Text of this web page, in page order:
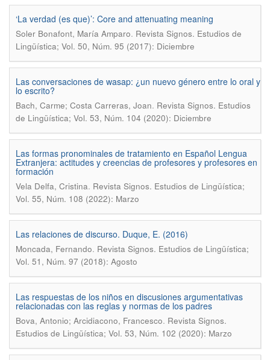
‘La verdad (es que)’: Core and attenuating meaning
Soler Bonafont, María Amparo. Revista Signos. Estudios de
Lingüística; Vol. 50, Núm. 95 (2017): Diciembre
Las conversaciones de wasap: ¿un nuevo género entre lo oral y
lo escrito?
Bach, Carme; Costa Carreras, Joan. Revista Signos. Estudios
de Lingüística; Vol. 53, Núm. 104 (2020): Diciembre
Las formas pronominales de tratamiento en Español Lengua
Extranjera: actitudes y creencias de profesores y profesores en
formación
Vela Delfa, Cristina. Revista Signos. Estudios de Lingüística;
Vol. 55, Núm. 108 (2022): Marzo
Las relaciones de discurso. Duque, E. (2016)
Moncada, Fernando. Revista Signos. Estudios de Lingüística;
Vol. 51, Núm. 97 (2018): Agosto
Las respuestas de los niños en discusiones argumentativas
relacionadas con las reglas y normas de los padres
Bova, Antonio; Arcidiacono, Francesco. Revista Signos.
Estudios de Lingüística; Vol. 53, Núm. 102 (2020): Marzo